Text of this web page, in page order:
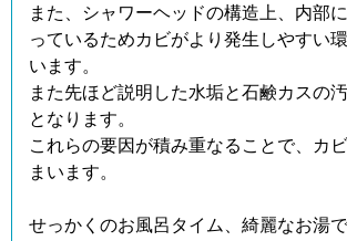
また、シャワーヘッドの構造上、内部
っているためカビがより発生しやすい
います。
また先ほど説明した水垢と石鹸カスの
となります。
これらの要因が積み重なることで、カ
まいます。
せっかくのお風呂タイム、綺麗なお湯